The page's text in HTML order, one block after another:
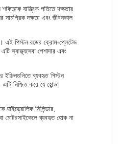
যান্ত্রিক গতিতে দক্ষতার
সামগ্রিক দক্ষতা এবং জীবনকাল
এই পিস্টন রডের ক্রোম-প্লেটেড
স্বাস্থ্যসেবা পেশাদার এবং
ইঞ্জিনগুলিতে ব্যবহৃত পিস্টন
নিশ্চিত করে যে হোন্ডা
সিলিন্ডার,
মোটরসাইকেলে ব্যবহৃত হোক না